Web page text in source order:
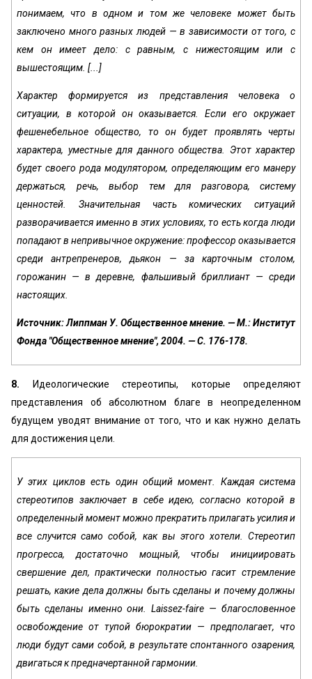
понимаем, что в одном и том же человеке может быть
заключено много разных людей — в зависимости от того, с
кем он имеет дело: с равным, с нижестоящим или с
вышестоящим. [...]
Характер формируется из представления человека о
ситуации, в которой он оказывается. Если его окружает
фешенебельное общество, то он будет проявлять черты
характера, уместные для данного общества. Этот характер
будет своего рода модулятором, определяющим его манеру
держаться, речь, выбор тем для разговора, систему
ценностей. Значительная часть комических ситуаций
разворачивается именно в этих условиях, то есть когда люди
попадают в непривычное окружение: профессор оказывается
среди антрепренеров, дьякон — за карточным столом,
горожанин — в деревне, фальшивый бриллиант — среди
настоящих.
Источник: Липпман У. Общественное мнение. — М.: Институт
Фонда "Общественное мнение", 2004. — С. 176-178.
8.
Идеологические стереотипы, которые определяют
представления об абсолютном благе в неопределенном
будущем уводят внимание от того, что и как нужно делать
для достижения цели.
У этих циклов есть один общий момент. Каждая система
стереотипов заключает в себе идею, согласно которой в
определенный момент можно прекратить прилагать усилия и
все случится само собой, как вы этого хотели. Стереотип
прогресса, достаточно мощный, чтобы инициировать
свершение дел, практически полностью гасит стремление
решать, какие дела должны быть сделаны и почему должны
быть сделаны именно они. Laissez-faire — благословенное
освобождение от тупой бюрократии — предполагает, что
люди будут сами собой, в результате спонтанного озарения,
двигаться к предначертанной гармонии.